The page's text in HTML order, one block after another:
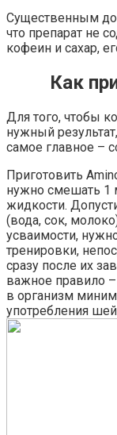
Существенным
что препарат не
кофеин и сахар,
Как
Для того, чтобы
нужный
самое главное –
Приготовить
нужно смешать 1
жидкости.
(вода, сок,
усваимости,
тренировки,
сразу после их
важное правило
в организм
употребления